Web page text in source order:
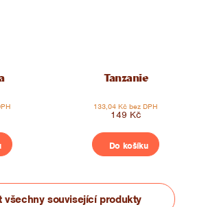
Tanzanie
133,04 Kč bez DPH
149 Kč
Do košíku
všechny související produkty